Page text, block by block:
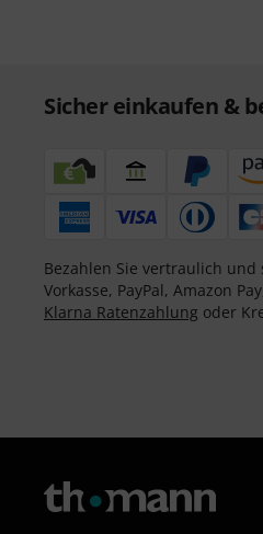
Sicher einkaufen &
Bezahlen Sie vertraulich
Vorkasse, PayPal, Amazon
Klarna Ratenzahlung oder